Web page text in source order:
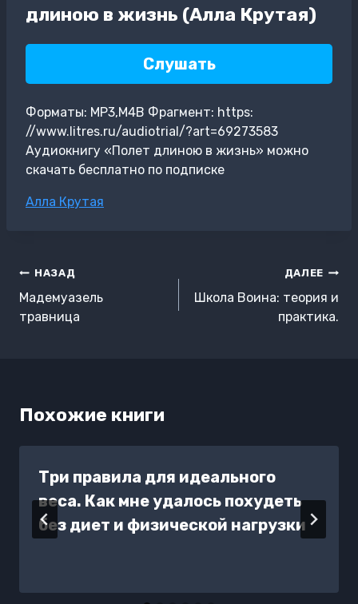
длиною в жизнь (Алла Крутая)
Слушать
Форматы: MP3,M4B Фрагмент: https:
//www.litres.ru/audiotrial/?art=69273583
Аудиокнигу «Полет длиною в жизнь» можно
скачать бесплатно по подписке
Метки
Алла Крутая
Навигация
по
записям
НАЗАД
Мадемуазель
травница
ДАЛЕЕ
Школа Воина: теория и
практика.
Похожие книги
Три правила для идеального
веса. Как мне удалось похудеть
без диет и физической нагрузки